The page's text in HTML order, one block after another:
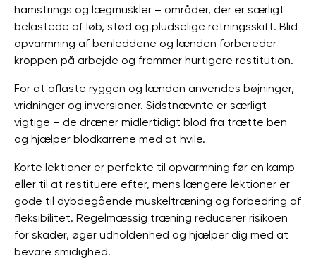
hamstrings og lægmuskler – områder, der er særligt
belastede af løb, stød og pludselige retningsskift. Blid
opvarmning af benleddene og lænden forbereder
kroppen på arbejde og fremmer hurtigere restitution.
For at aflaste ryggen og lænden anvendes bøjninger,
vridninger og inversioner. Sidstnævnte er særligt
vigtige – de dræner midlertidigt blod fra trætte ben
og hjælper blodkarrene med at hvile.
Korte lektioner er perfekte til opvarmning før en kamp
eller til at restituere efter, mens længere lektioner er
gode til dybdegående muskeltræning og forbedring af
fleksibilitet. Regelmæssig træning reducerer risikoen
for skader, øger udholdenhed og hjælper dig med at
bevare smidighed.